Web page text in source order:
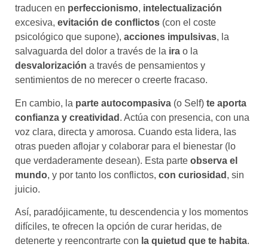
traducen en perfeccionismo, intelectualización
excesiva, evitación de conflictos (con el coste
psicológico que supone), acciones impulsivas, la
salvaguarda del dolor a través de la ira o la
desvalorización a través de pensamientos y
sentimientos de no merecer o creerte fracaso.
En cambio, la parte autocompasiva (o Self) te aporta
confianza y creatividad . Actúa con presencia, con una
voz clara, directa y amorosa. Cuando esta lidera, las
otras pueden aflojar y colaborar para el bienestar (lo
que verdaderamente desean). Esta parte observa el
mundo, y por tanto los conflictos, con curiosidad , sin
juicio.
Así, paradójicamente, tu descendencia y los momentos
difíciles, te ofrecen la opción de curar heridas, de
detenerte y reencontrarte con la quietud que te habita.